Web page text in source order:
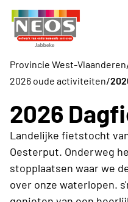
Provincie West-Vlaanderen
2026 oude activiteiten/
2026
Landelijke fietstocht
Oesterput. Onderweg
stopplaatsen waar we
over onze waterlopen.